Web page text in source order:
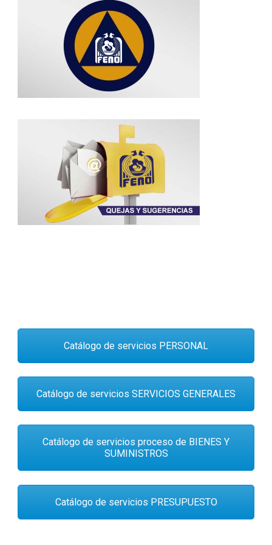
Catálogo de servicios PERSONAL
Catálogo de servicios SERVICIOS GENERALES
Catálogo de servicios proceso de BIENES Y
SUMINISTROS
Catálogo de servicios PRESUPUESTO